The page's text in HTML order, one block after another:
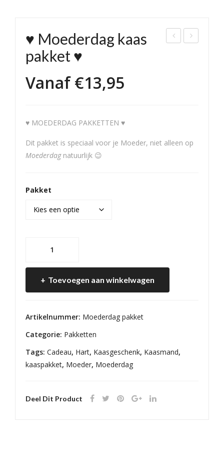
♥ Moederdag kaas
pakket ♥
Vanaf€13,95
♥ MOEDERDAG PAKKETTEN ♥
Dit pakket is speciaal voor je Moeder, niet alleen op
Moederdagnatuurlijk 😉
Pakket
kaas
pakket
♥
Toevoegen aan winkelwagen
Artikelnummer: Moederdag pakket
Categorie: Pakketten
Tags: Cadeau, Hart, Kaasgeschenk, Kaasmand,
kaaspakket, Moeder, Moederdag
Deel Dit Product